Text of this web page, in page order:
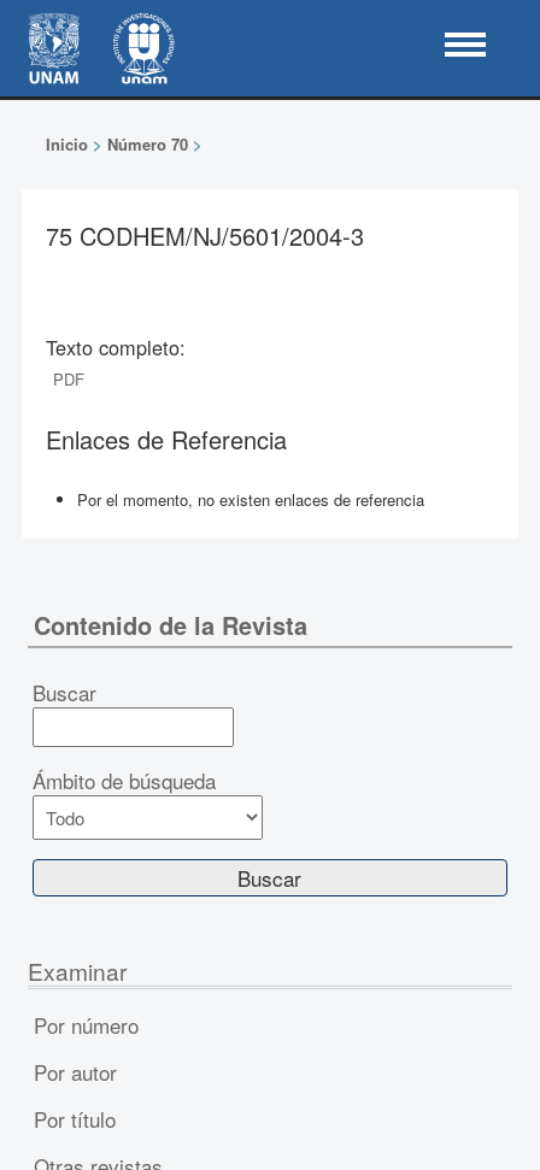
Inicio> Número 70>
75 CODHEM/NJ/5601/2004-3
Texto completo:
PDF
Enlaces de Referencia
Por el momento, no existen enlaces de referencia
Contenido de la Revista
Buscar
Ámbito de búsqueda
Examinar
Por número
Por autor
Por título